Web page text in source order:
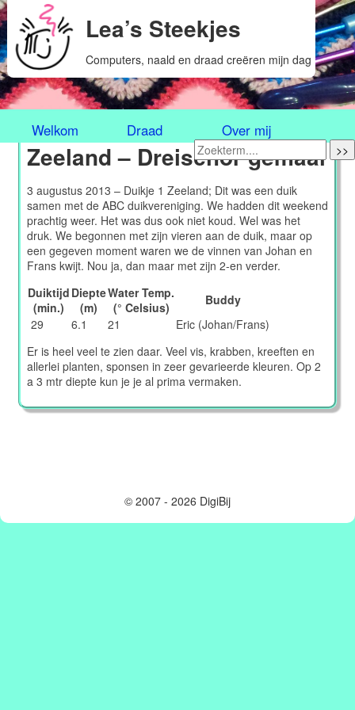
Lea’s Steekjes
Computers, naald en draad creëren mijn dag
Welkom Draad Over mij
>>
Zeeland – Dreischor gemaal
3 augustus 2013 – Duikje 1 Zeeland; Dit was een duik
samen met de ABC duikvereniging. We hadden dit weekend
prachtig weer. Het was dus ook niet koud. Wel was het
druk. We begonnen met zijn vieren aan de duik, maar op
een gegeven moment waren we de vinnen van Johan en
Frans kwijt. Nou ja, dan maar met zijn 2-en verder.
Duiktijd
(min.)
Diepte
(m)
Water Temp.
(° Celsius)
Buddy
29
6.1 21
Eric (Johan/Frans)
Er is heel veel te zien daar. Veel vis, krabben, kreeften en
allerlei planten, sponsen in zeer gevarieerde kleuren. Op 2
a 3 mtr diepte kun je je al prima vermaken.
© 2007 - 2026 DigiBij